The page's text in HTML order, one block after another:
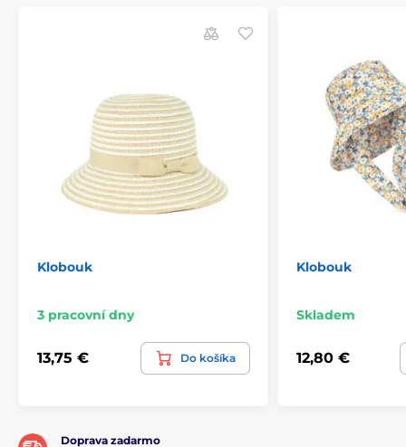
Klobouk
3 pracovní dny
13,75 € Do košíka
Klobouk
Skladem
12,80 €
Doprava zadarmo